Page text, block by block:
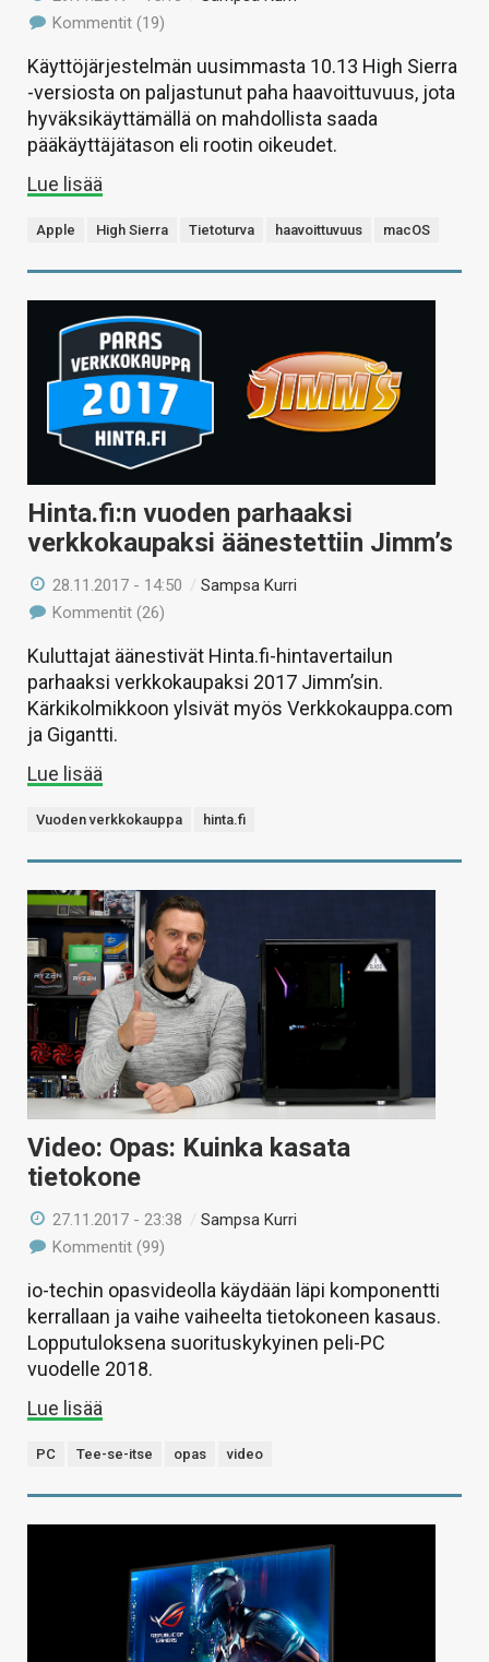
Kommentit (19)
Käyttöjärjestelmän uusimmasta 10.13 High Sierra
-versiosta on paljastunut paha haavoittuvuus, jota
hyväksikäyttämällä on mahdollista saada
pääkäyttäjätason eli rootin oikeudet.
Lue lisää
Apple High Sierra Tietoturva haavoittuvuus macOS
Hinta.fi:n vuoden parhaaksi
verkkokaupaksi äänestettiin Jimm’s
28.11.2017 - 14:50 /Sampsa Kurri
Kommentit (26)
Kuluttajat äänestivät Hinta.fi-hintavertailun
parhaaksi verkkokaupaksi 2017 Jimm’sin.
Kärkikolmikkoon ylsivät myös Verkkokauppa.com
ja Gigantti.
Lue lisää
Vuoden verkkokauppa hinta.fi
Video: Opas: Kuinka kasata
tietokone
27.11.2017 - 23:38 /Sampsa Kurri
Kommentit (99)
io-techin opasvideolla käydään läpi komponentti
kerrallaan ja vaihe vaiheelta tietokoneen kasaus.
Lopputuloksena suorituskykyinen peli-PC
vuodelle 2018.
Lue lisää
PC Tee-se-itse opas video